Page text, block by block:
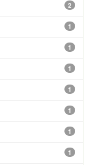
2
1
1
1
1
1
1
1